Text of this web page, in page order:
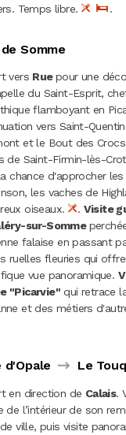
Temps libre.
.
Somme
vers Ruepour une
du Saint-Esprit,
flamboyant en
vers Saint-
et le Bout des
de Saint-Firmin-lès-
chance d'approcher les
les vaches de
oiseaux.
. Visite
sur-Somme
falaise en passant
ruelles fleuries qui
vue panoramique.
"Picarvie"qui retrace
et des métiers
d'Opale Le
en direction de Calais.
de l’intérieur de son
ville, puis visite